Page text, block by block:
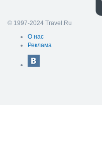
© 1997-2024 Travel.Ru
О нас
Реклама